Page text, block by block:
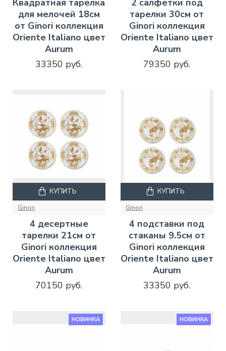
Квадратная тарелка
для мелочей 18см
от Ginori коллекция
Oriente Italiano цвет
Aurum
33350 руб.
2 салфетки под
тарелки 30см от
Ginori коллекция
Oriente Italiano цвет
Aurum
79350 руб.
Ginori
4 десертные
тарелки 21см от
Ginori коллекция
Oriente Italiano цвет
Aurum
70150 руб.
КУПИТЬ
Ginori
4 подставки под
стаканы 9.5см от
Ginori коллекция
Oriente Italiano цвет
Aurum
33350 руб.
КУПИТЬ
НОВИНКА НОВИНКА